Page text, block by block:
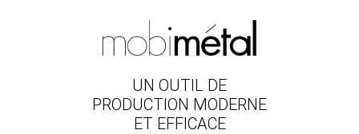
UN OUTIL DE
PRODUCTION MODERNE
ET EFFICACE